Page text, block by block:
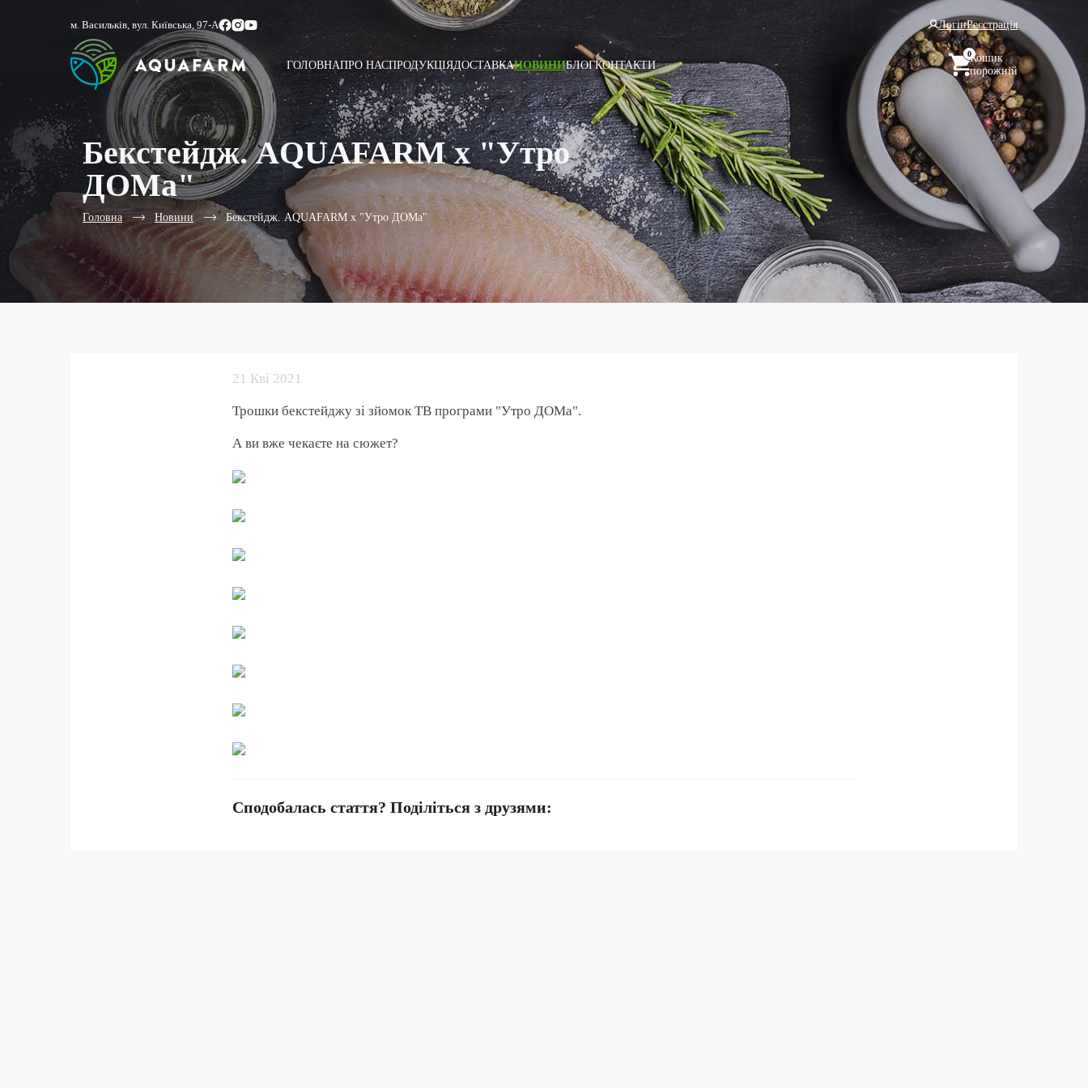
м. Васильків, вул. Київська, 97-А ЛогінРеєстрація
ГОЛОВНАПРО НАСПРОДУКЦІЯДОСТАВКАНОВИНИБЛОГКОНТАКТИ
0Кошик
порожній
Бекстейдж. AQUAFARM x "Утро
ДОМа"
Головна Новини Бекстейдж. AQUAFARM x "Утро ДОМа"
21 Кві 2021
Трошки бекстейджу зі зйомок ТВ програми "Утро ДОМа".
А ви вже чекаєте на сюжет?
Сподобалась стаття? Поділіться з друзями: